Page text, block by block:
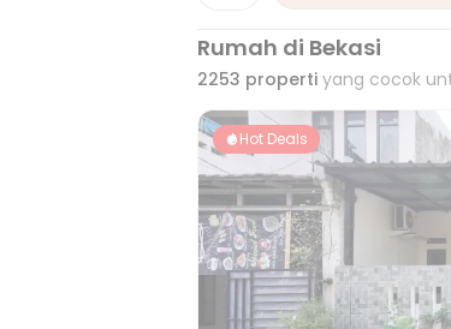
Rumah di Bekasi
2253 properti yang cocok
Hot Deals